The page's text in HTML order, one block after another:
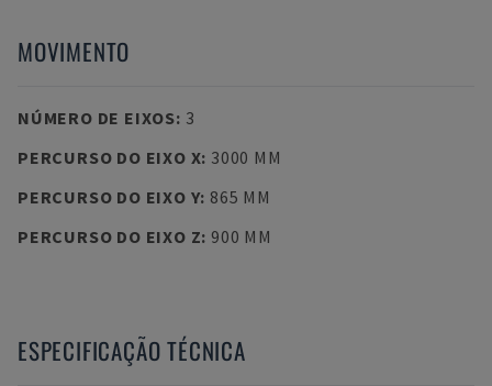
MOVIMENTO
NÚMERO DE EIXOS: 3
PERCURSO DO EIXO X: 3000 MM
PERCURSO DO EIXO Y: 865 MM
PERCURSO DO EIXO Z: 900 MM
ESPECIFICAÇÃO TÉCNICA